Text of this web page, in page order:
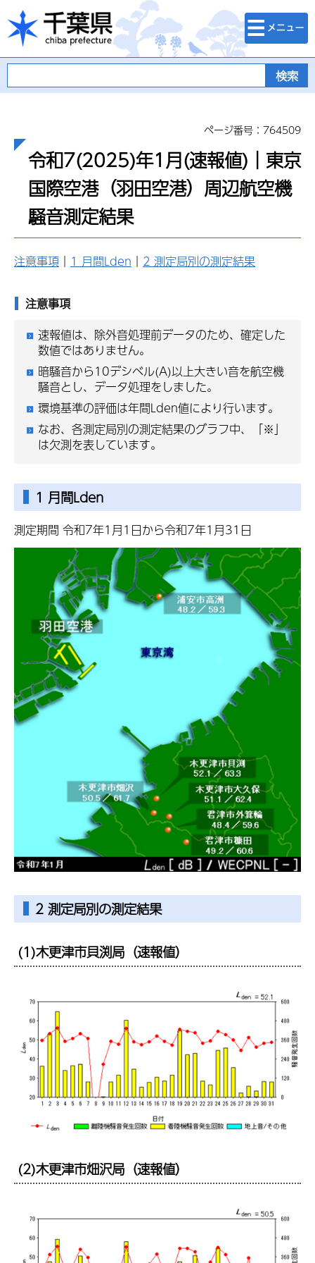
千葉県
検索・メニュ
ー
ページ番号：764509
令和7(2025)年1月(速報値)｜東京
国際空港（羽田空港）周辺航空機
騒音測定結果
注意事項 ｜ 1 月間Lden ｜ 2 測定局別の測定結果
注意事項
速報値は、除外音処理前データのため、確定した
数値ではありません。
暗騒音から10デシベル(A)以上大きい音を航空機
騒音とし、データ処理をしました。
環境基準の評価は年間Lden値により行います。
なお、各測定局別の測定結果のグラフ中、「※」
は欠測を表しています。
1 月間Lden
測定期間 令和7年1月1日から令和7年1月31日
2 測定局別の測定結果
(1)木更津市貝渕局（速報値）
(2)木更津市畑沢局（速報値）